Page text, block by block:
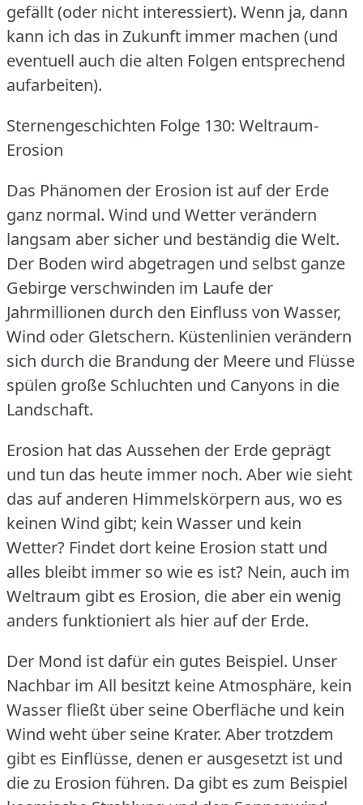
gefällt (oder nicht interessiert). Wenn ja, dann
kann ich das in Zukunft immer machen (und
eventuell auch die alten Folgen entsprechend
aufarbeiten).
Sternengeschichten Folge 130: Weltraum-
Erosion
Das Phänomen der Erosion ist auf der Erde
ganz normal. Wind und Wetter verändern
langsam aber sicher und beständig die Welt.
Der Boden wird abgetragen und selbst ganze
Gebirge verschwinden im Laufe der
Jahrmillionen durch den Einfluss von Wasser,
Wind oder Gletschern. Küstenlinien verändern
sich durch die Brandung der Meere und Flüsse
spülen große Schluchten und Canyons in die
Landschaft.
Erosion hat das Aussehen der Erde geprägt
und tun das heute immer noch. Aber wie sieht
das auf anderen Himmelskörpern aus, wo es
keinen Wind gibt; kein Wasser und kein
Wetter? Findet dort keine Erosion statt und
alles bleibt immer so wie es ist? Nein, auch im
Weltraum gibt es Erosion, die aber ein wenig
anders funktioniert als hier auf der Erde.
Der Mond ist dafür ein gutes Beispiel. Unser
Nachbar im All besitzt keine Atmosphäre, kein
Wasser fließt über seine Oberfläche und kein
Wind weht über seine Krater. Aber trotzdem
gibt es Einflüsse, denen er ausgesetzt ist und
die zu Erosion führen. Da gibt es zum Beispiel